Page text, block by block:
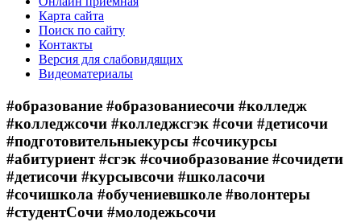
Карта сайта
Поиск по сайту
Контакты
Версия для слабовидящих
Видеоматериалы
#образование #образованиесочи #колледж
#колледжсочи #колледжсгэк #сочи #детисочи
#подготовительныекурсы #сочикурсы
#абитуриент #сгэк #сочиобразование #сочидети
#детисочи #курсывсочи #школасочи
#сочишкола #обучениевшколе #волонтеры
#студентСочи #молодежьсочи